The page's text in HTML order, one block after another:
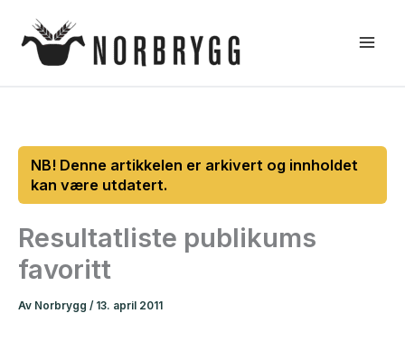
rett
Resultatliste publikums
favoritt
Av Norbrygg / 13. april 2011